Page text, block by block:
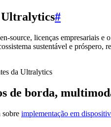
Ultralytics#
source, licenças empresariais e
sustentável e
de borda,
sobre implementação em